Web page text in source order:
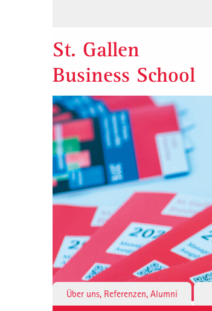
St. Gallen
Business School
Über uns, Referenzen, Alumni